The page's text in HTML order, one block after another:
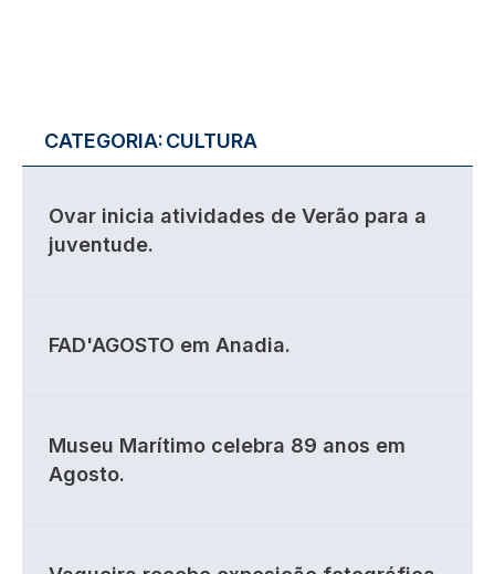
CATEGORIA:CULTURA
Ovar inicia atividades de Verão para a
juventude.
FAD'AGOSTO em Anadia.
Museu Marítimo celebra 89 anos em
Agosto.